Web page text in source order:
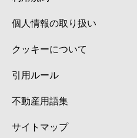
個人情報の取り扱い
クッキーについて
引用ルール
不動産用語集
サイトマップ